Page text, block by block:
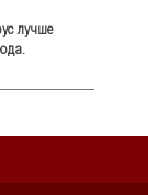
лучше